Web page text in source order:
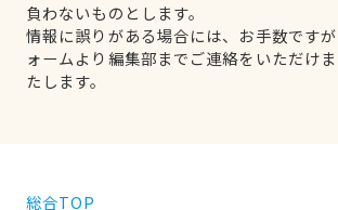
負わないものとします。
情報に誤りがある場合には、お手数です
ォームより編集部までご連絡をいただけ
たします。
総合TOP